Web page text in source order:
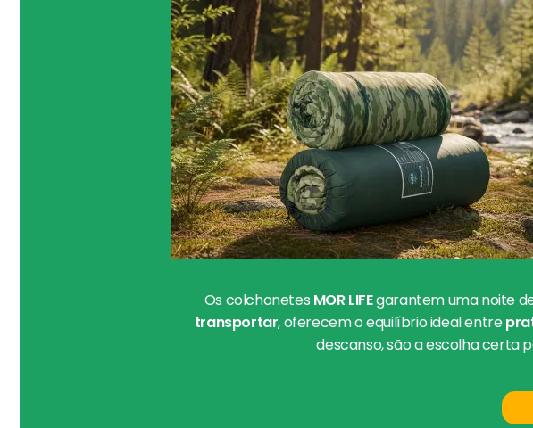
Os colchonetes MOR LIFEgarantem uma noite
transportar, oferecem o equilíbrio ideal entre
descanso, são a escolha certa